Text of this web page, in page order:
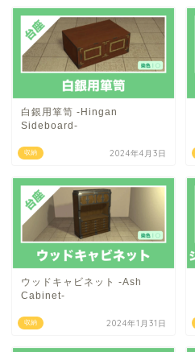
収納
白銀用箪笥 -Hingan
Sideboard-
2024年4月3日
収納
ウッドキャビネット -Ash
Cabinet-
2024年1月31日